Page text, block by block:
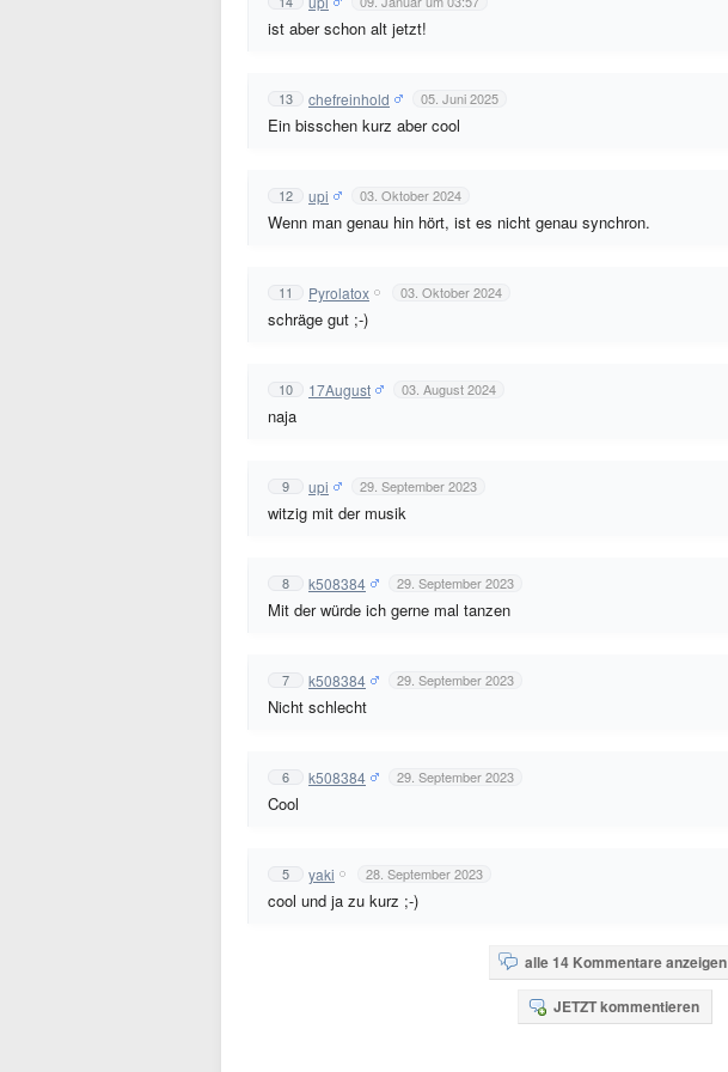
ist aber schon alt jetzt!
13 chefreinhold 05. Juni 2025
Ein bisschen kurz aber cool
12 upi 03. Oktober 2024
Wenn man genau hin hört, ist es nicht genau synchron.
11 Pyrolatox 03. Oktober 2024
schräge gut ;-)
10 17August 03. August 2024
naja
9 upi 29. September 2023
witzig mit der musik
8 k508384 29. September 2023
Mit der würde ich gerne mal tanzen
7 k508384 29. September 2023
Nicht schlecht
6 k508384 29. September 2023
Cool
5 yaki 28. September 2023
cool und ja zu kurz ;-)
alle 14 Kommentare anzeigen
JETZT kommentieren